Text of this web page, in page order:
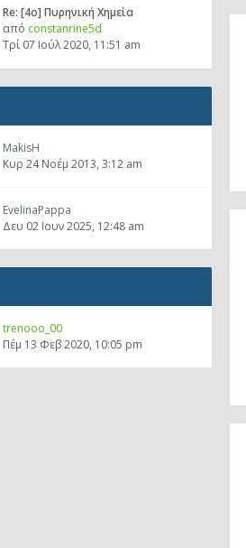
Re: [4o] Πυρηνική Χημεία
από constanrine5d
Τρί 07 Ιούλ 2020, 11:51 am
MakisH
Κυρ 24 Νοέμ 2013, 3:12 am
EvelinaPappa
Δευ 02 Ιουν 2025, 12:48 am
trenooo_00
Πέμ 13 Φεβ 2020, 10:05 pm